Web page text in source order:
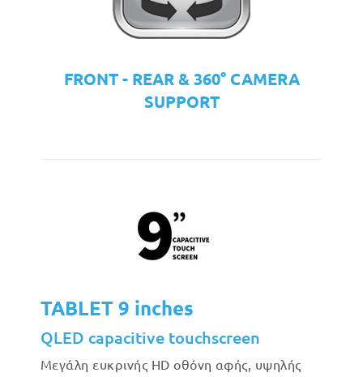
FRONT - REAR & 360° CAMERA
SUPPORT
TABLET 9 inches
QLED capacitive touchscreen
Μεγάλη ευκρινής HD οθόνη αφής, υψηλής